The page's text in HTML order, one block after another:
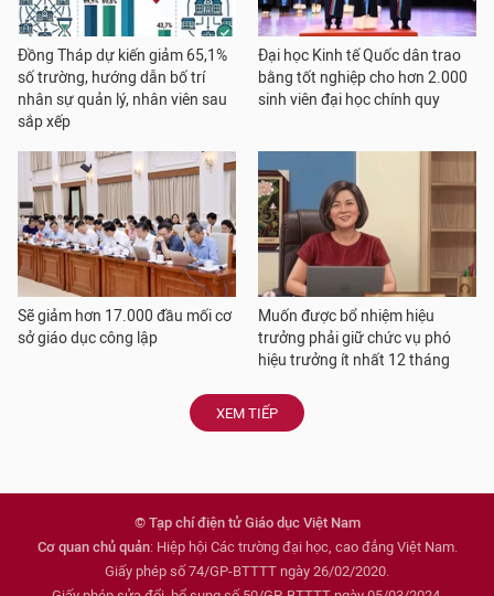
Đồng Tháp dự kiến giảm 65,1%
số trường, hướng dẫn bố trí
nhân sự quản lý, nhân viên sau
sắp xếp
Đại học Kinh tế Quốc dân trao
bằng tốt nghiệp cho hơn 2.000
sinh viên đại học chính quy
Sẽ giảm hơn 17.000 đầu mối cơ
sở giáo dục công lập
Muốn được bổ nhiệm hiệu
trưởng phải giữ chức vụ phó
hiệu trưởng ít nhất 12 tháng
XEM TIẾP
© Tạp chí điện tử Giáo dục Việt Nam
Cơ quan chủ quản: Hiệp hội Các trường đại học, cao đẳng Việt Nam.
Giấy phép số 74/GP-BTTTT ngày 26/02/2020.